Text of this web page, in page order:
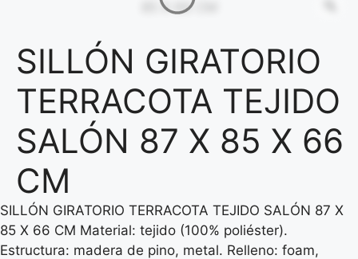
SILLÓN GIRATORIO
TERRACOTA TEJIDO
SALÓN 87 X 85 X 66
CM
SILLÓN GIRATORIO TERRACOTA TEJIDO SALÓN 87 X
85 X 66 CM Material: tejido (100% poliéster).
Estructura: madera de pino, metal. Relleno: foam,